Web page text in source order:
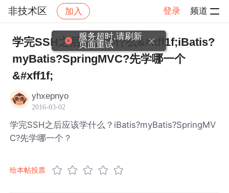
非技术区 加入 登录 频道
社区 非技术区 帖子详情
学完SSH之后应该学什么&#xff1f;iBatis?
myBatis?SpringMVC?先学哪一个
&#xff1f;
yhxepnyo
2016-03-02
学完SSH之后应该学什么？iBatis?myBatis?SpringMV
C?先学哪一个？
给本帖投票
服务超时,请刷新
页面重试